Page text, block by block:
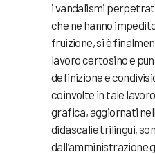
i vandalismi
che ne hanno
fruizione, si è
lavoro certosino e
definizione e
coinvolte in tale
grafica, aggiornati
didascalie trilingui,
dall’amministrazione